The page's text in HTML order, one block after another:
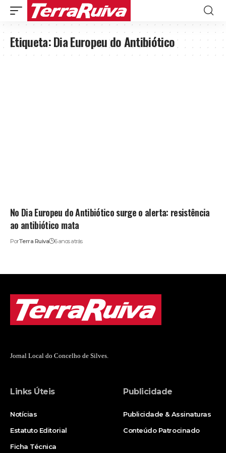
Etiqueta:Dia Europeu do Antibiótico
No Dia Europeu do Antibiótico surge o alerta: resistência
ao antibiótico mata
PorTerra Ruiva 6 anos atrás
Jornal Local do Concelho de Silves.
Links Úteis
Notícias
Estatuto Editorial
Ficha Técnica
Publicidade
Publicidade & Assinaturas
Conteúdo Patrocinado